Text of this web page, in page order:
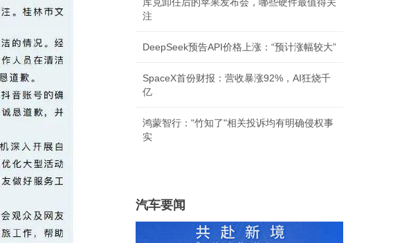
注
DeepSeek预告API价格上涨：“预计涨幅较大”
SpaceX首份财报：营收暴涨92%，AI狂烧千
亿
鸿蒙智行："竹知了"相关投诉均有明确侵权事
实
汽车要闻